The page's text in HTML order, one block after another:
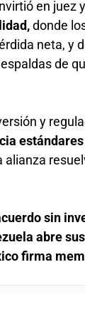
en juez
donde
neta, y
de
y
alianza
sin
abre
firma